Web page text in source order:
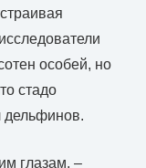
особей, но
стадо
дельфинов.
глазам, –